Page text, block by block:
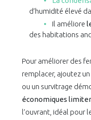
d’humidité élevé
Il améliore
des habitations
Pour améliorer des
remplacer, ajoutez
ou un survitrage
économiques
l’ouvrant, idéal pour